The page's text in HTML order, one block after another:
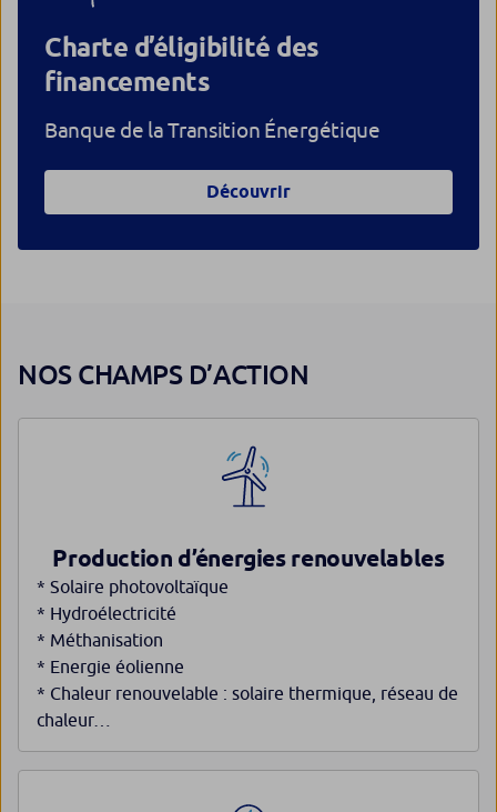
Charte d’éligibilité des
financements
Banque de la Transition Énergétique
Découvrir
NOS CHAMPS D’ACTION
Production d’énergies renouvelables
* Solaire photovoltaïque
* Hydroélectricité
* Méthanisation
* Energie éolienne
* Chaleur renouvelable : solaire thermique, réseau de
chaleur…